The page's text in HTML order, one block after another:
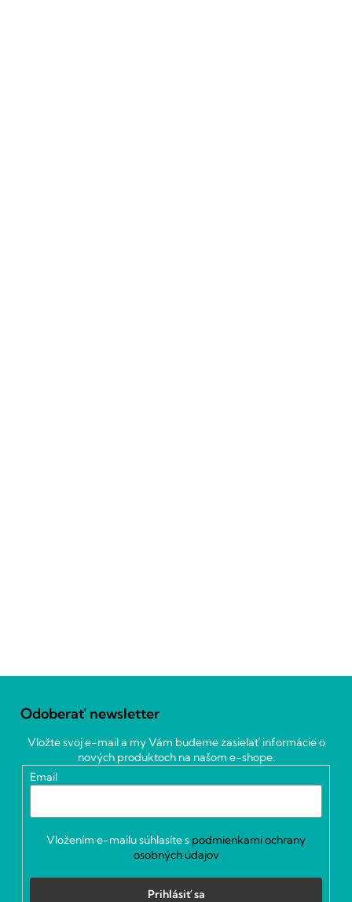
Odoberať newsletter
Vložte svoj e-mail a my Vám budeme zasielať informácie o
nových produktoch na našom e-shope.
Email
Vložením e-mailu súhlasíte s podmienkami ochrany
osobných údajov
Prihlásiť sa